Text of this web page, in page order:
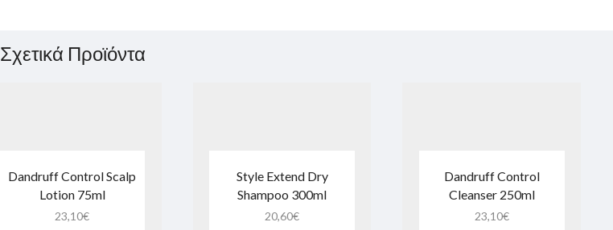
Σχετικά Προϊόντα
Dandruff Control Scalp
Lotion 75ml
23,10€
Style Extend Dry
Shampoo 300ml
20,60€
Dandruff Control
Cleanser 250ml
23,10€